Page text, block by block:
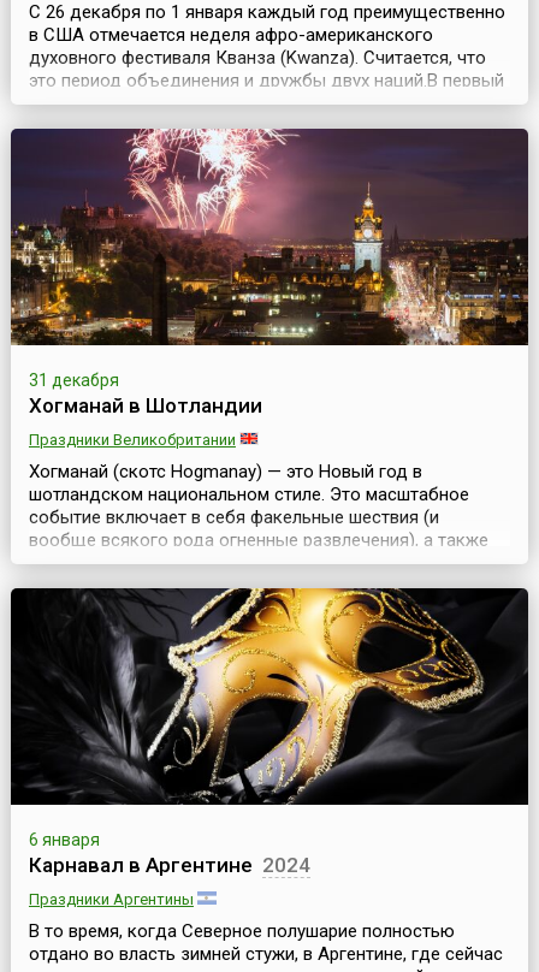
С 26 декабря по 1 января каждый год преимущественно
в США отмечается неделя афро-американского
духовного фестиваля Кванза (Kwanza). Считается, что
это период объединения и дружбы двух наций.В первый
раз неделя Кванза проходила с 26 декабря 1966 года по
1 января 1967 года.В праздничную неделю, сразу после
Рождества, афро-американцы каждый вечер
собираются за большим столом, зажигают свечи (...
31 декабря
Хогманай в Шотландии
Праздники Великобритании
Хогманай (скотс Hogmanay) — это Новый год в
шотландском национальном стиле. Это масштабное
событие включает в себя факельные шествия (и
вообще всякого рода огненные развлечения), а также
разные вечеринки, представления и аттракционы. Самые
значительные хогманайские мероприятия проходят на
улицах Эдинбурга и Глазго и продолжаются, как
правило, два дня. Этимология слова Hogmanay не
совсем ясна. ...
6 января
Карнавал в Аргентине 2024
Праздники Аргентины
В то время, когда Северное полушарие полностью
отдано во власть зимней стужи, в Аргентине, где сейчас